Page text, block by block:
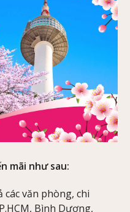
mãi như sau:
các văn phòng, chi
Bình Dương,